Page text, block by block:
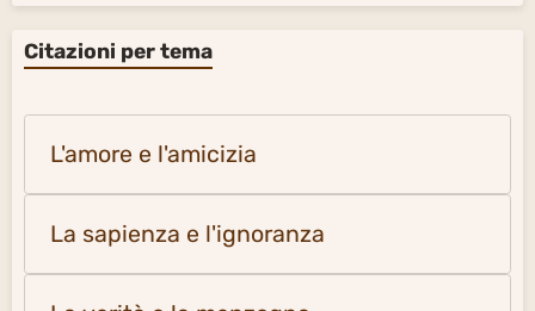
Citazioni per tema
L'amore e l'amicizia
La sapienza e l'ignoranza